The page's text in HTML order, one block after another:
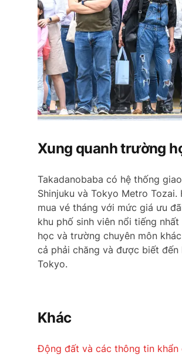
Xung quanh trường
Takadanobaba có hệ thống
Shinjuku và Tokyo Metro
mua vé tháng với mức giá ưu
khu phố sinh viên nổi tiếng
học và trường chuyên môn
cả phải chăng và được biết
Tokyo.
Khác
Động đất và các thông tin khẩn